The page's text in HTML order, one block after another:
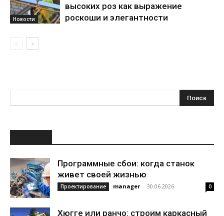
Новости
высоких роз как выражение
роскоши и элегантности
Программные сбои: когда станок
живет своей жизнью
Проектирование manager - 30.06.2026 0
Хюгге или ранчо: строим каркасный